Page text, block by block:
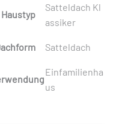
Haustyp
Satteldach Kl
assiker
Satteldach
Einfamilienha
us